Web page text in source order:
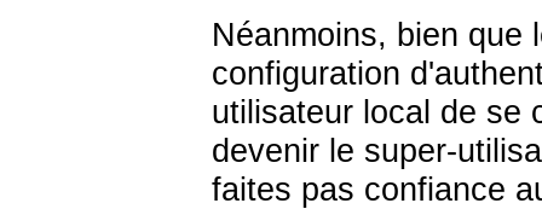
Néanmoins, bien que
configuration
utilisateur local de se
devenir le super-
faites pas confiance